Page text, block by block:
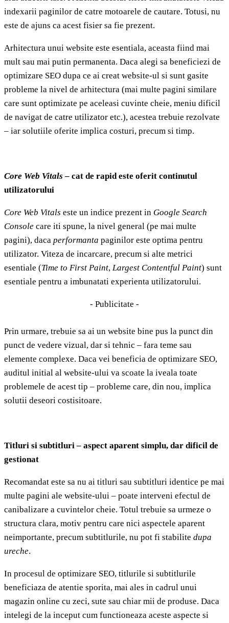
indexarii paginilor de catre motoarele de cautare. Totusi, nu
este de ajuns ca acest fisier sa fie prezent.
Arhitectura unui website este esentiala, aceasta fiind mai
mult sau mai putin permanenta. Daca alegi sa beneficiezi de
optimizare SEO dupa ce ai creat website-ul si sunt gasite
probleme la nivel de arhitectura (mai multe pagini similare
care sunt optimizate pe aceleasi cuvinte cheie, meniu dificil
de navigat de catre utilizator etc.), acestea trebuie rezolvate
– iar solutiile oferite implica costuri, precum si timp.
Core Web Vitals– cat de rapid este oferit continutul
utilizatorului
Core Web Vitals este un indice prezent in Google Search
Console care iti spune, la nivel general (pe mai multe
pagini), daca performanta paginilor este optima pentru
utilizator. Viteza de incarcare, precum si alte metrici
esentiale (Time to First Paint, Largest Contentful Paint) sunt
esentiale pentru a imbunatati experienta utilizatorului.
- Publicitate -
Prin urmare, trebuie sa ai un website bine pus la punct din
punct de vedere vizual, dar si tehnic – fara teme sau
elemente complexe. Daca vei beneficia de optimizare SEO,
auditul initial al website-ului va scoate la iveala toate
problemele de acest tip – probleme care, din nou, implica
solutii deseori costisitoare.
Titluri si subtitluri – aspect aparent simplu, dar dificil de
gestionat
Recomandat este sa nu ai titluri sau subtitluri identice pe mai
multe pagini ale website-ului – poate interveni efectul de
canibalizare a cuvintelor cheie. Totul trebuie sa urmeze o
structura clara, motiv pentru care nici aspectele aparent
neimportante, precum subtitlurile, nu pot fi stabilite dupa
ureche.
In procesul de optimizare SEO, titlurile si subtitlurile
beneficiaza de atentie sporita, mai ales in cadrul unui
magazin online cu zeci, sute sau chiar mii de produse. Daca
intelegi de la inceput cum functioneaza aceste aspecte si